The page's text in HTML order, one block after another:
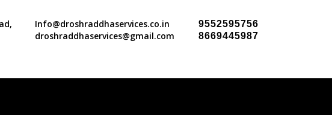
9552595756
8669445987
Info@droshraddhaservices.co.in
droshraddhaservices@gmail.com